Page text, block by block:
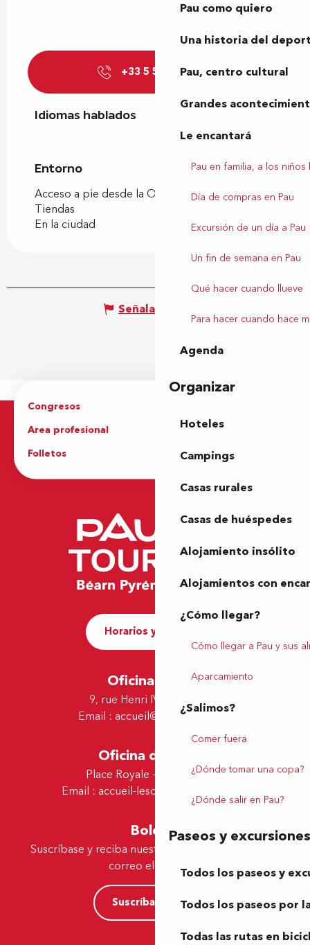
Pau como quiero
Una historia del
Pau, centro cultural
Grandes
Le encantará
Pau en familia, a los niños
Día de compras en Pau
Excursión de un día a Pau
Un fin de semana en Pau
Qué hacer cuando llueve
Para hacer cuando hace
Agenda
Organizar
Hoteles
Campings
Casas rurales
Casas de huéspedes
Alojamiento insólito
Alojamientos con
¿Cómo llegar?
Cómo llegar a Pau y sus
Aparcamiento
¿Salimos?
Comer fuera
¿Dónde tomar una copa?
¿Dónde salir en Pau?
Paseos y excursiones
Todos los paseos y
Todos los paseos por
Todas las rutas en
+33 5 59 27 85▒▒
Idiomas hablados
Idiomas hablados
Entorno
Entorno
Acceso a pie desde la Oficina de Turismo
Tiendas
En la ciudad
Señalar un error
Congresos
Area profesional
Prensa
Folletos
Oficina de Turismo
Horarios y contacto
Oficina de Pau
9, rue Henri IV - 64000 Pau
Email : accueil@tourismepau.fr
Oficina de Lescar
Place Royale - 64230 Lescar
Email : accueil-lescar@tourismepau.fr
Boletín
Suscríbase y reciba nuestras ofertas y noticias por
correo electrónico
Suscríbase ahora